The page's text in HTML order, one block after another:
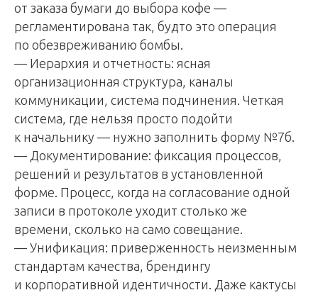
от заказа бумаги до выбора кофе —
регламентирована так, будто это операция
по обезвреживанию бомбы.
— Иерархия и отчетность: ясная
организационная структура, каналы
коммуникации, система подчинения. Четкая
система, где нельзя просто подойти
к начальнику — нужно заполнить форму №7б.
— Документирование: фиксация процессов,
решений и результатов в установленной
форме. Процесс, когда на согласование одной
записи в протоколе уходит столько же
времени, сколько на само совещание.
— Унификация: приверженность неизменным
стандартам качества, брендингу
и корпоративной идентичности. Даже кактусы